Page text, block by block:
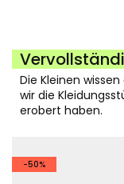
Die Kleinen
wir die
erobert haben.
-50%